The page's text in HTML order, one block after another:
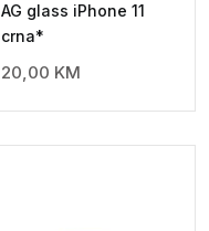
AG glass iPhone 11
crna*
20,00 KM